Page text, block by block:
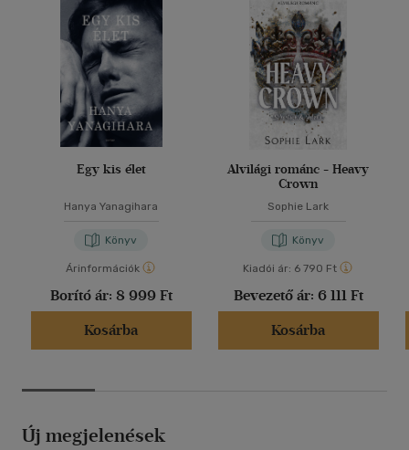
Egy kis élet
Hanya Yanagihara
Könyv
Árinformációk
Borító ár: 8 999 Ft
Kosárba
Alvilági románc - Heavy
Crown
Sophie Lark
Könyv
Kiadói ár: 6 790 Ft
Bevezető ár: 6 111 Ft
Kosárba
Új megjelenések